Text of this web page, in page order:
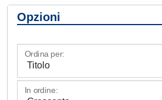
Opzioni
Ordina per:
In ordine: